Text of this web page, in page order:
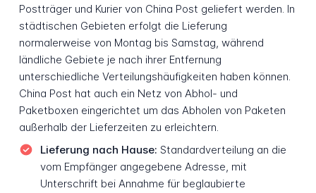
Postträger und Kurier von China Post geliefert werden. In
städtischen Gebieten erfolgt die Lieferung
normalerweise von Montag bis Samstag, während
ländliche Gebiete je nach ihrer Entfernung
unterschiedliche Verteilungshäufigkeiten haben können.
China Post hat auch ein Netz von Abhol- und
Paketboxen eingerichtet um das Abholen von Paketen
außerhalb der Lieferzeiten zu erleichtern.
Lieferung nach Hause: Standardverteilung an die
vom Empfänger angegebene Adresse, mit
Unterschrift bei Annahme für beglaubierte